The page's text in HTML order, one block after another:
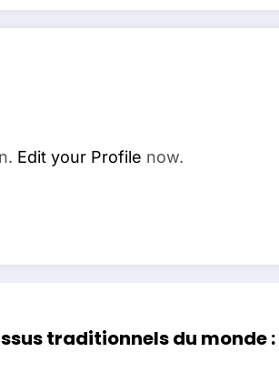
Edit your Profile now.
traditionnels du